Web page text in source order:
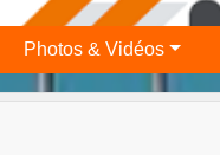
Photos & Vidéos